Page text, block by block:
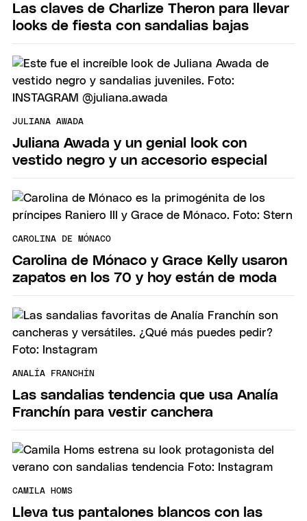
Las claves de Charlize Theron para llevar
looks de fiesta con sandalias bajas
JULIANA AWADA
Juliana Awada y un genial look con
vestido negro y un accesorio especial
CAROLINA DE MÓNACO
Carolina de Mónaco y Grace Kelly usaron
zapatos en los 70 y hoy están de moda
ANALÍA FRANCHÍN
Las sandalias tendencia que usa Analía
Franchín para vestir canchera
CAMILA HOMS
Lleva tus pantalones blancos con las